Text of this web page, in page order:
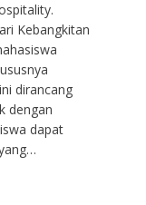
Kebangkitan
dirancang
dengan
dapat